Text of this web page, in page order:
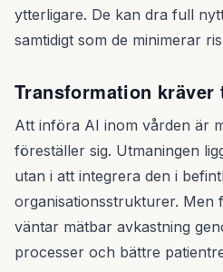
ytterligare. De kan dra full
samtidigt som de minimerar
Transformation kräver
Att införa AI inom vården är
föreställer sig. Utmaningen
utan i att integrera den i
organisationsstrukturer. Men
väntar mätbar avkastning
processer och bättre